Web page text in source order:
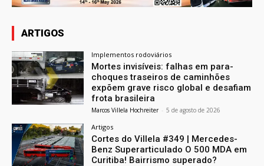
ARTIGOS
Implementos rodoviários
Mortes invisíveis: falhas em para-
choques traseiros de caminhões
expõem grave risco global e desafiam
frota brasileira
Marcos Villela Hochreiter - 5 de agosto de 2026
Artigos
Cortes do Villela #349 | Mercedes-
Benz Superarticulado O 500 MDA em
Curitiba! Bairrismo superado?